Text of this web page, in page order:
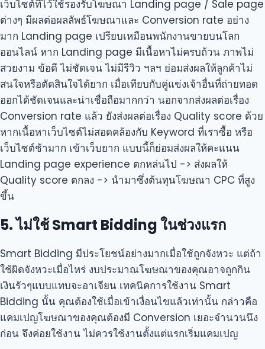
เว็บไซต์ที่ไว้ใช้รองรับโฆษณา Landing page / Sale page
ต่างๆ มีผลต่อผลลัพธ์โฆษณาและ Conversion rate อย่าง
มาก Landing page เปรียบเหมือนพนักงานขายบนโลก
ออนไลน์ หาก Landing page มีเนื้อหาไม่ครบถ้วน ภาพไม่
สวยงาม ข้อดี ไม่ชัดเจน ไม่มีรีวิว ฯลฯ ย่อมส่งผลให้ลูกค้าไม่
สนใจหรือตัดสินใจได้ยาก เมื่อเทียบกับคู่แข่งเจ้าอื่นที่ถ่ายทอด
ออกได้ชัดเจนและน่าเชื่อถือมากกว่า นอกจากส่งผลต่อเรื่อง
Conversion rate แล้ว ยังส่งผลต่อเรื่อง Quality score ด้วย
หากเนื้อหาเว็บไซต์ไม่สอดคล้องกับ Keyword ที่เราซื้อ หรือ
เว็บไซต์ช้ามาก เข้าเว็บยาก แบบนี้ก็ย่อมส่งผลให้คะแนน
Landing page experience ตกหล่นไป -> ส่งผลให้
Quality score ตกลง -> นำมาซึ่งต้นทุนโฆษณา CPC ที่สูง
ขึ้น
5. ไม่ใช้ Smart Bidding ในช่วงแรก
Smart Bidding มีประโยชน์อย่างมากเมื่อใช้ถูกจังหวะ แต่ถ้า
ใช้ผิดจังหวะเมื่อไหร่ งบประมาณโฆษณาของคุณอาจถูกกิน
เงินรัวๆแบบแทบจะอาเจียน เทคนิคการใช้งาน Smart
Bidding นั้น คุณต้องใช้เมื่อเข้าเงื่อนไขแล้วเท่านั้น กล่าวคือ
แคมเปญโฆษณาของคุณต้องมี Conversion เยอะจำนวนนึง
ก่อน จึงค่อยใช้งาน ไม่ควรใช้งานตั้งแต่แรกเริ่มแคมเปญ